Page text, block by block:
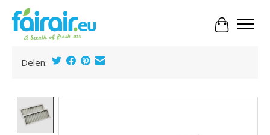
Panier
Delen: